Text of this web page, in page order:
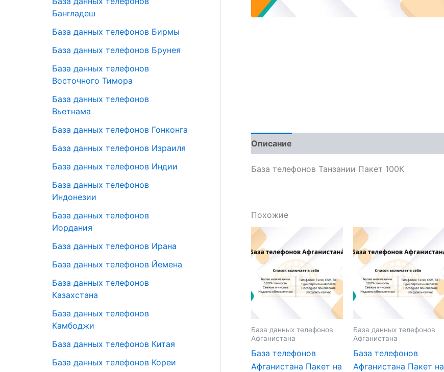
Бангладеш
База данных телефонов Бирмы
База данных телефонов Брунея
База данных телефонов
Восточного Тимора
База данных телефонов
Вьетнама
База данных телефонов Гонконга
База данных телефонов Израиля
База данных телефонов Индии
База данных телефонов
Индонезии
База данных телефонов
Иордания
База данных телефонов Ирана
База данных телефонов Йемена
База данных телефонов
Казахстана
База данных телефонов
Камбоджи
База данных телефонов Китая
База данных телефонов Кореи
Описание
База телефонов Танзании Пакет 100К
Похожие
База данных телефонов
Афганистана
База телефонов
Афганистана Пакет на
База данных телефонов
Афганистана
База телефонов
Афганистана Пакет на